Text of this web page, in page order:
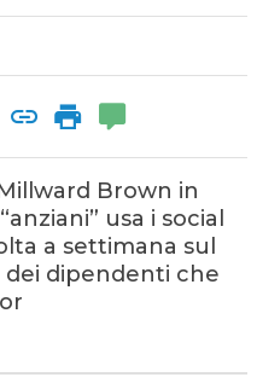
Brown in
usa i social
a settimana sul
dei dipendenti che